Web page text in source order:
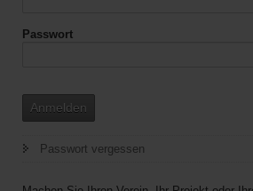
Passwort
Anmelden
Passwort vergessen